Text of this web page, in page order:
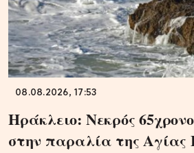
08.08.2026, 17:53
Ηράκλειο: Νεκρός
στην παραλία της